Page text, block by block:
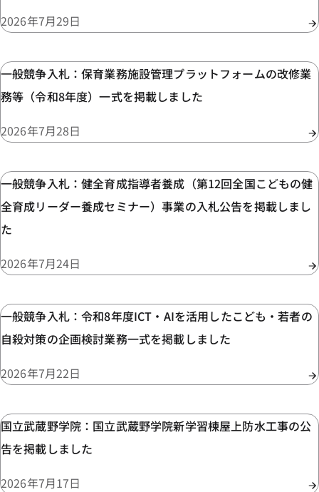
2026年7月29日
一般競争入札：保育業務施設管理プラットフォームの改修業
務等（令和8年度）一式を掲載しました
2026年7月28日
一般競争入札：健全育成指導者養成（第12回全国こどもの健
全育成リーダー養成セミナー）事業の入札公告を掲載しまし
た
2026年7月24日
一般競争入札：令和8年度ICT・AIを活用したこども・若者の
自殺対策の企画検討業務一式を掲載しました
2026年7月22日
国立武蔵野学院：国立武蔵野学院新学習棟屋上防水工事の公
告を掲載しました
2026年7月17日